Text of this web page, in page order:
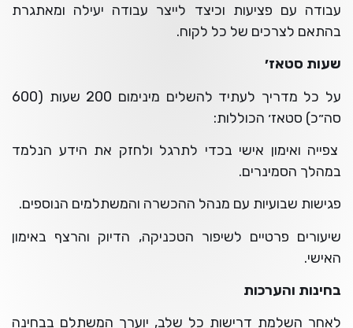
עבודה עם פציעות וכיצד לייצר עבודה יעילה ומאתגרת
בהתאם לצרכים של כל לקוח.
שעות סטאז׳
על כל מדריך לעתיד להשלים מינימום 200 שעות (600
סה״כ) סטאז׳ הכוללות:
צפייה ואימון אישי בכדי לתרגל ולחזק את הידע הנלמד
במהלך הסמינרים.
פגישות שבועיות עם מנהל ההכשרה והמשתלמים הנוספים.
שיעורים פרטיים לשיפור הטכניקה, הדיוק והרצף באימון
האישי.
בחינות והערכות
לאחר השלמת דרישות כל שלב, יוערך המשתלם בבחינה